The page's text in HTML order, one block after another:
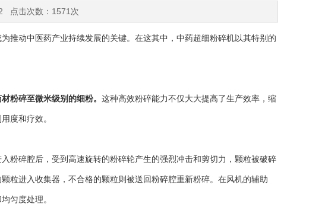
点击次数：1571次
动中医药产业持续发展的关键。在这其中，中药超细粉碎机以其特别的
粉碎至微米级别的细粉。 这种高效粉碎能力不仅大大提高了生产效率，缩
度和疗效。
碎腔后，受到高速旋转的粉碎轮产生的强烈冲击和剪切力，颗粒被破碎
粒进入收集器，不合格的颗粒则被送回粉碎腔重新粉碎。在风机的辅助
匀度处理。